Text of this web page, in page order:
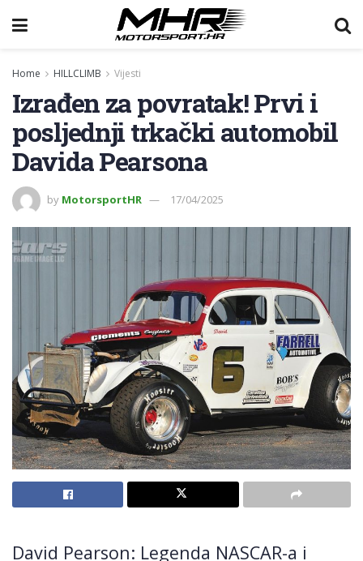
Home HILLCLIMB Vijesti
Izrađen za povratak! Prvi i
posljednji trkački automobil
Davida Pearsona
by MotorsportHR 17/04/2025
David Pearson: Legenda NASCAR-a i